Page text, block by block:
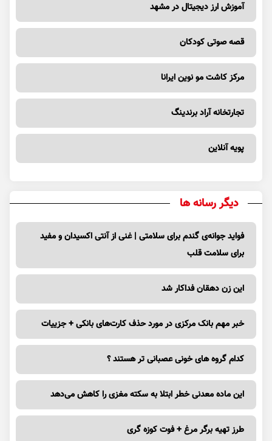
آموزش ارز دیجیتال در مشهد
قصه صوتی کودکان
مرکز کاشت مو نوین ایرانا
تجارتخانه آراد برندینگ
پویه آنلاین
دیگر رسانه ها
فواید جوانه‌ی گندم برای سلامتی | غنی از آنتی اکسیدان و مفید
برای سلامت قلب
این زن دهقان فداکار شد
خبر مهم بانک مرکزی در مورد حذف کارت‌های بانکی + جزییات
کدام گروه های خونی عصبانی تر هستند ؟
این ماده معدنی خطر ابتلا به سکته مغزی را کاهش می‌دهد
طرز تهیه برگر مرغ + فوت کوزه گری